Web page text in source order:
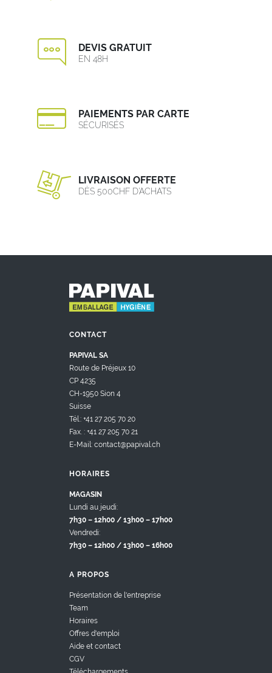
DEVIS GRATUIT
EN 48H
PAIEMENTS PAR CARTE
SÉCURISÉS
LIVRAISON OFFERTE
DÈS 500CHF D’ACHATS
CONTACT
PAPIVAL SA
Route de Préjeux 10
CP 4235
CH-1950 Sion 4
Suisse
Tél.: +41 27 205 70 20
Fax. : +41 27 205 70 21
E-Mail: contact@papival.ch
HORAIRES
MAGASIN
Lundi au jeudi:
7h30 – 12h00 / 13h00 – 17h00
Vendredi:
7h30 – 12h00 / 13h00 – 16h00
A PROPOS
Présentation de l'entreprise
Team
Horaires
Offres d'emploi
Aide et contact
CGV